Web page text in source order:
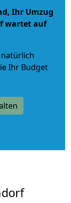
Ihr Umzug
wartet auf
Ihr Budget